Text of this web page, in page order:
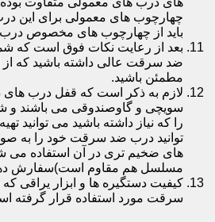
چهارچوب های معمولی برای این
باید از چهارچوب های مخصوص
بعد از رعایت نکات فوق است که
ضد سرقت عالی داشته باشید که از
مطمئن باشید.
لازم به ذکر است که قفل درب
سویچی و گاوصندوقی می باشند و
را که نیاز داشته باشید می توانید
توانید درب ضد سرقت خود را به
های ضخیم تری در آن استفاده می
مسلسل هم مقاوم است)سفارش
کیفیت دستگیره ها و ابزار
سرقت مورد استفاده قرار گرفته